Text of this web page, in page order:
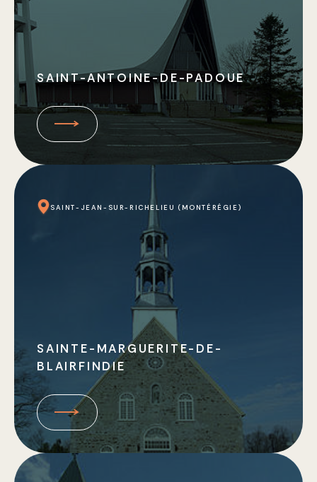
SAINT-ANTOINE-DE-PADOUE
SAINT-JEAN-SUR-RICHELIEU (MONTÉRÉGIE)
SAINTE-MARGUERITE-DE-
BLAIRFINDIE